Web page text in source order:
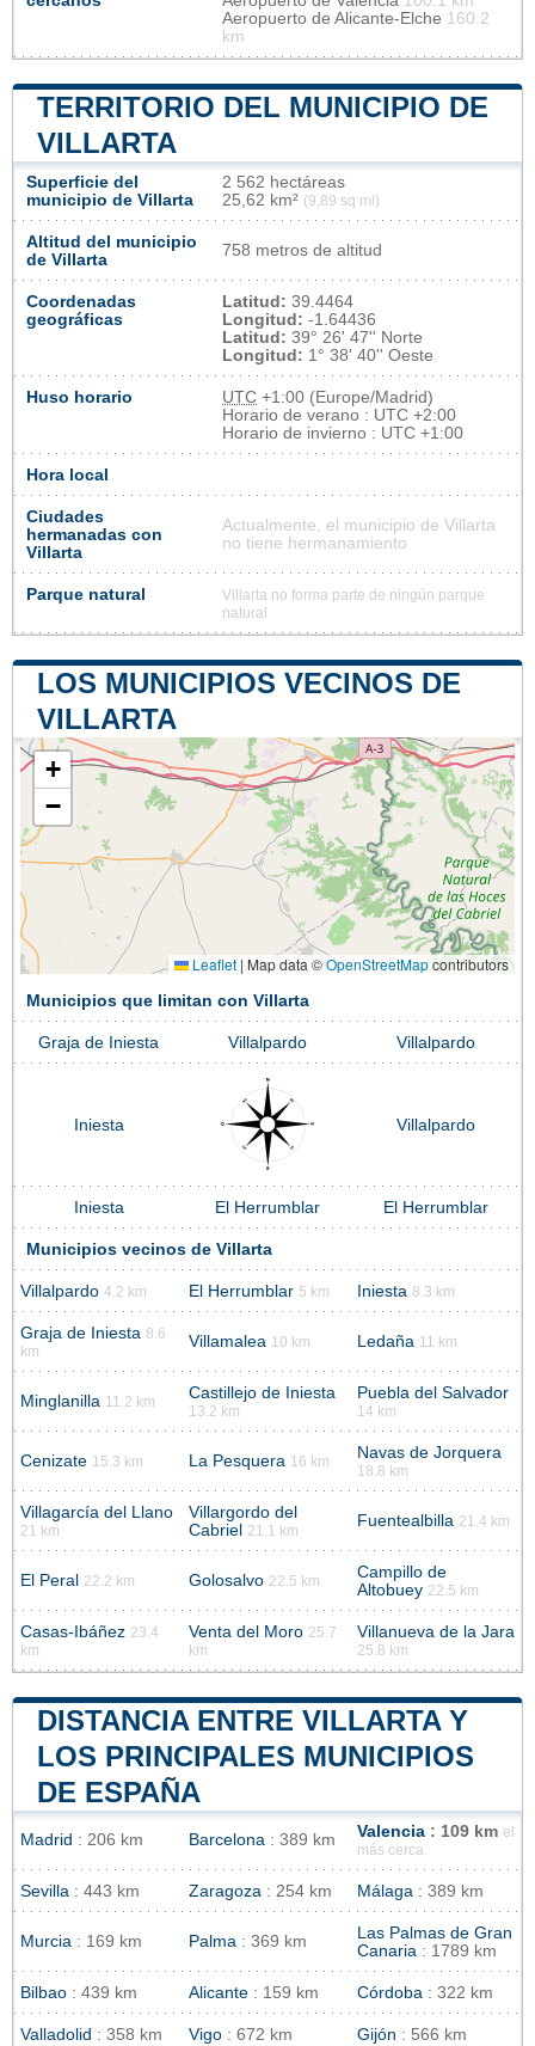
Aeropuerto de Alicante-Elche 160.2
km
TERRITORIO DEL MUNICIPIO DE
VILLARTA
Superficie del
municipio de Villarta
2 562 hectáreas
25,62 km² (9,89 sq mi)
Altitud del municipio
de Villarta
758 metros de altitud
Coordenadas
geográficas
Latitud: 39.4464
Longitud: -1.64436
Latitud: 39° 26' 47'' Norte
Longitud: 1° 38' 40'' Oeste
Huso horario UTC +1:00 (Europe/Madrid)
Horario de verano : UTC +2:00
Horario de invierno : UTC +1:00
Hora local
Ciudades
hermanadas con
Villarta
Actualmente, el municipio de Villarta
no tiene hermanamiento
Parque natural
Villarta no forma parte de ningún parque
natural
LOS MUNICIPIOS VECINOS DE
VILLARTA
+
−
Leaflet | Map data ©OpenStreetMapcontributors
Municipios que limitan con Villarta
Graja de Iniesta Villalpardo Villalpardo
Iniesta Villalpardo
Iniesta El Herrumblar El Herrumblar
Municipios vecinos de Villarta
Villalpardo 4.2 km El Herrumblar 5 km Iniesta 8.3 km
Graja de Iniesta 8.6
km
Villamalea 10 km Ledaña 11 km
Minglanilla 11.2 km Castillejo de Iniesta
13.2 km
Puebla del Salvador
14 km
Cenizate 15.3 km La Pesquera 16 km Navas de Jorquera
18.8 km
Villagarcía del Llano
21 km
Villargordo del
Cabriel
21.1 km
Fuentealbilla 21.4 km
El Peral 22.2 km Golosalvo 22.5 km
Campillo de
Altobuey 22.5 km
Casas-Ibáñez 23.4
km
Venta del Moro 25.7
km
Villanueva de la Jara
25.8 km
DISTANCIA ENTRE VILLARTA Y
LOS PRINCIPALES MUNICIPIOS
DE ESPAÑA
Madrid : 206 km Barcelona : 389 km Valencia : 109 km el
más cerca
Sevilla : 443 km Zaragoza : 254 km Málaga : 389 km
Murcia : 169 km Palma : 369 km
Las Palmas de Gran
Canaria : 1789 km
Bilbao : 439 km Alicante : 159 km Córdoba : 322 km
Valladolid : 358 km Vigo : 672 km Gijón : 566 km